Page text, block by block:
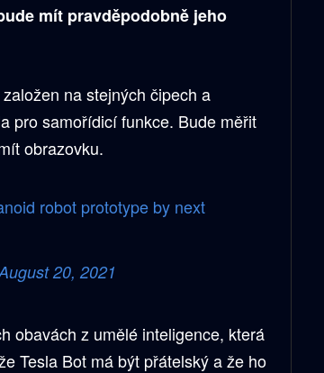
mít pravděpodobně jeho
na stejných čipech a
pro samořídicí funkce. Bude měřit
obrazovku.
robot prototype by next
20, 2021
obavách z umělé inteligence, která
Tesla Bot má být přátelský a že ho